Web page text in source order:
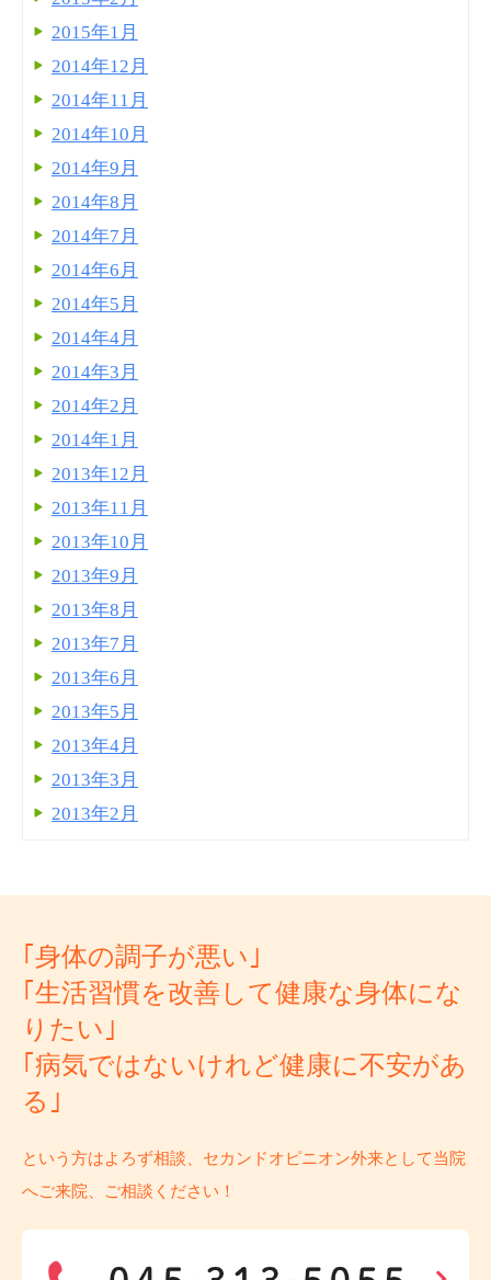
2015年1月
2014年12月
2014年11月
2014年10月
2014年9月
2014年8月
2014年7月
2014年6月
2014年5月
2014年4月
2014年3月
2014年2月
2014年1月
2013年12月
2013年11月
2013年10月
2013年9月
2013年8月
2013年7月
2013年6月
2013年5月
2013年4月
2013年3月
2013年2月
｢身体の調子が悪い｣
｢生活習慣を改善して健康な身体にな
りたい｣
｢病気ではないけれど健康に不安があ
る｣
という方はよろず相談、セカンドオピニオン外来として当院
へご来院、ご相談ください！